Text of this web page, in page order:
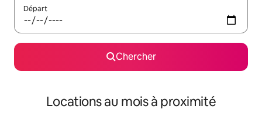
Départ
Chercher
Locations au mois à proximité